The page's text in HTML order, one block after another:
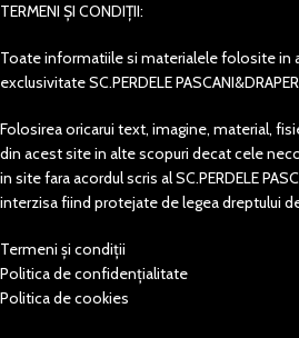
TERMENI ȘI CONDIȚII:
Toate informatiile si materialele folosite in
exclusivitate SC.PERDELE
Folosirea oricarui text, imagine, material,
din acest site in alte scopuri decat cele
in site fara acordul scris al SC.PERDELE
interzisa fiind protejate de legea dreptului
Termeni și condiții
Politica de confidențialitate
Politica de cookies